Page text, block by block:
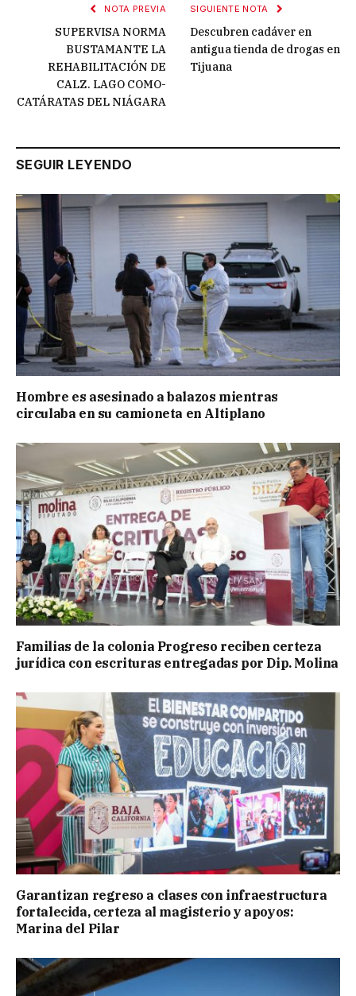
NOTA PREVIA
SUPERVISA NORMA
BUSTAMANTE LA
REHABILITACIÓN DE
CALZ. LAGO COMO-
CATÁRATAS DEL NIÁGARA
SIGUIENTE NOTA
Descubren cadáver en
antigua tienda de drogas en
Tijuana
SEGUIR LEYENDO
Hombre es asesinado a balazos mientras
circulaba en su camioneta en Altiplano
Familias de la colonia Progreso reciben certeza
jurídica con escrituras entregadas por Dip. Molina
Garantizan regreso a clases con infraestructura
fortalecida, certeza al magisterio y apoyos:
Marina del Pilar